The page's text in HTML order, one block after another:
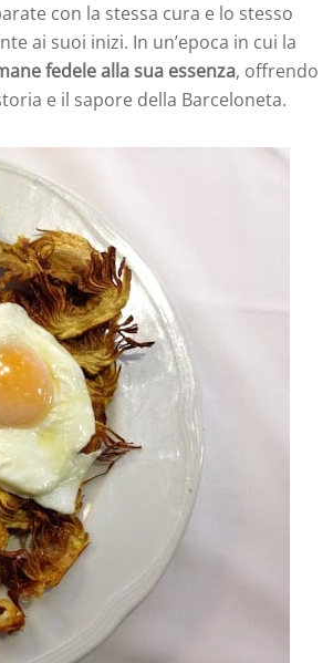
con la stessa cura e lo stesso
ai suoi inizi. In un’epoca in cui la
fedele alla sua essenza, offrendo
e il sapore della Barceloneta.